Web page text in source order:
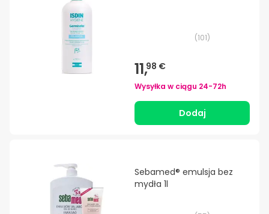
(101)
11,98 €
Wysyłka w ciągu 24-72h
Dodaj
Sebamed® emulsja bez
mydła 1l